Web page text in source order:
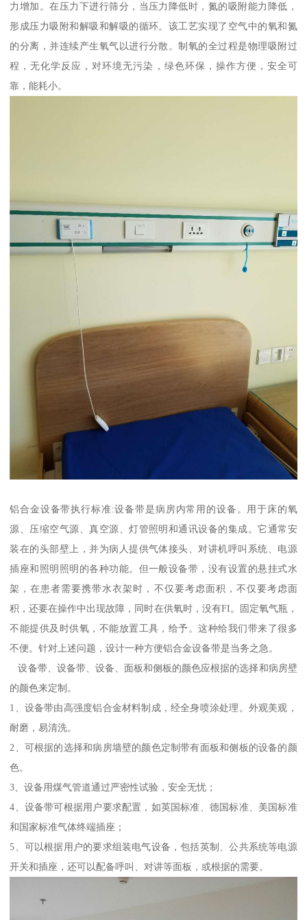
力增加。在压力下进行筛分，当压力降低时，氮的吸附能力降低，
形成压力吸附和解吸和解吸的循环。该工艺实现了空气中的氧和氮
的分离，并连续产生氧气以进行分散。制氧的全过程是物理吸附过
程，无化学反应，对环境无污染，绿色环保，操作方便，安全可
靠，能耗小。
铝合金设备带执行标准:设备带是病房内常用的设备。用于床的氧
源、压缩空气源、真空源、灯管照明和通讯设备的集成。它通常安
装在的头部壁上，并为病人提供气体接头、对讲机呼叫系统、电源
插座和照明照明的各种功能。但一般设备带，没有设置的悬挂式水
架，在患者需要携带水衣架时，不仅要考虑面积，不仅要考虑面
积，还要在操作中出现故障，同时在供氧时，没有FI。固定氧气瓶，
不能提供及时供氧，不能放置工具，给予。这种给我们带来了很多
不便。针对上述问题，设计一种方便铝合金设备带是当务之急。
设备带、设备带、设备、面板和侧板的颜色应根据的选择和病房壁
的颜色来定制。
1、设备带由高强度铝合金材料制成，经全身喷涂处理。外观美观，
耐磨，易清洗。
2、可根据的选择和病房墙壁的颜色定制带有面板和侧板的设备的颜
色。
3、设备用煤气管道通过严密性试验，安全无忧；
4、设备带可根据用户要求配置，如英国标准、德国标准、美国标准
和国家标准气体终端插座；
5、可以根据用户的要求组装电气设备，包括英制、公共系统等电源
开关和插座，还可以配备呼叫、对讲等面板，或根据的需要。